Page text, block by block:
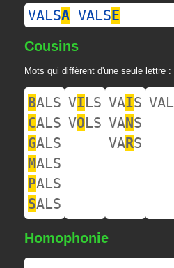
VALSA VALSE
Cousins
Mots qui diffèrent d'une seule lettre :
BALS
CALS
GALS
MALS
PALS
SALS
VILS
VOLS
VAIS
VANS
VARS
VAL
Homophonie